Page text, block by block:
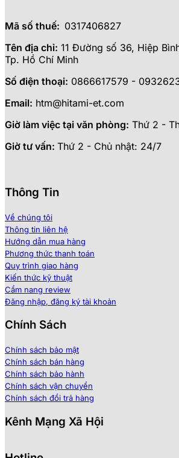
Mã số thuế: 0317406827
Tên địa chỉ: 11 Đường số 36, Hiệp
Tp. Hồ Chí Minh
Số điện thoại: 0866617579 -
Email: htm@hitami-et.com
Giờ làm việc tại văn phòng: Thứ 2 -
Giờ tư vấn: Thứ 2 - Chủ nhật: 24/7
Thông Tin
Về chúng tôi
Thông tin liên hệ
Hướng dẫn mua hàng
Phương thức thanh toán
Quy trình giao hàng
Kiến thức kỹ thuật
Cẩm nang review
Đăng nhập, đăng ký tài khoản
Chính Sách
Chính sách bảo mật
Chính sách bán hàng
Chính sách bảo hành
Chính sách vận chuyển
Chính sách đổi trả hàng
Kênh Mạng Xã Hội